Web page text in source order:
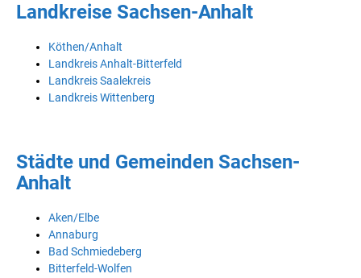
Landkreise Sachsen-Anhalt
Köthen/Anhalt
Landkreis Anhalt-Bitterfeld
Landkreis Saalekreis
Landkreis Wittenberg
Städte und Gemeinden Sachsen-
Anhalt
Aken/Elbe
Annaburg
Bad Schmiedeberg
Bitterfeld-Wolfen